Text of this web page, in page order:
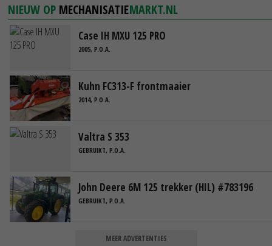
NIEUW OP MECHANISATIEMARKT.NL
Case IH MXU 125 PRO
2005, P.O.A.
Kuhn FC313-F frontmaaier
2014, P.O.A.
Valtra S 353
GEBRUIKT, P.O.A.
John Deere 6M 125 trekker (HIL) #783196
GEBRUIKT, P.O.A.
MEER ADVERTENTIES